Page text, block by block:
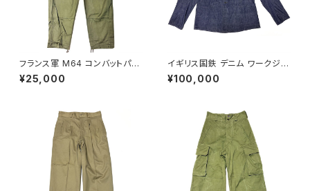
フランス軍 M64 コンバットパン
ツ 84XC French Army M64
Combat Pants 1968
¥25,000
イギリス国鉄 デニム ワークジャ
ケット British Railways Over
all Jacket
¥100,000